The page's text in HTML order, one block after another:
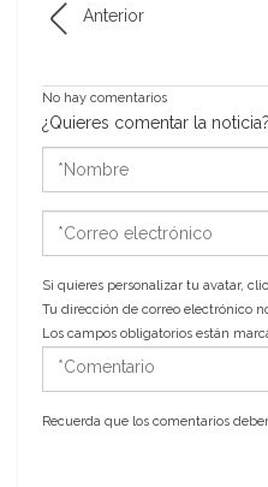
Anterior
No hay comentarios
¿Quieres comentar la noticia?
electrónico
Si quieres personalizar tu avatar,
Tu dirección de correo electrónico
Los campos obligatorios están
*Comentario
Recuerda que los comentarios